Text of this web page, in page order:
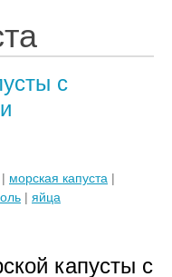
с
| морская капуста |
| яйца
капусты с